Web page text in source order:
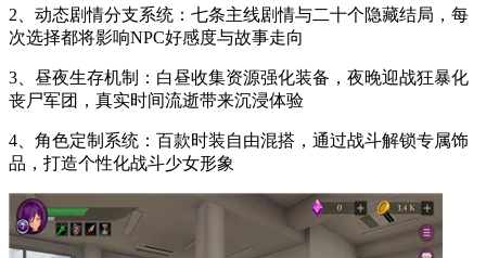
2、动态剧情分支系统：七条主线剧情与二十个隐藏结局，每
次选择都将影响NPC好感度与故事走向
3、昼夜生存机制：白昼收集资源强化装备，夜晚迎战狂暴化
丧尸军团，真实时间流逝带来沉浸体验
4、角色定制系统：百款时装自由混搭，通过战斗解锁专属饰
品，打造个性化战斗少女形象